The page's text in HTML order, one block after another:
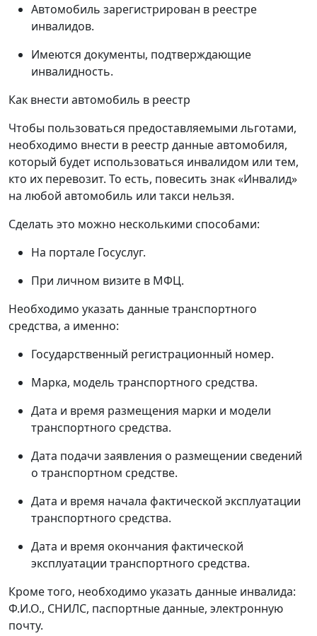
Автомобиль зарегистрирован в реестре
инвалидов.
Имеются документы, подтверждающие
инвалидность.
Как внести автомобиль в реестр
Чтобы пользоваться предоставляемыми льготами,
необходимо внести в реестр данные автомобиля,
который будет использоваться инвалидом или тем,
кто их перевозит. То есть, повесить знак «Инвалид»
на любой автомобиль или такси нельзя.
Сделать это можно несколькими способами:
На портале Госуслуг.
При личном визите в МФЦ.
Необходимо указать данные транспортного
средства, а именно:
Государственный регистрационный номер.
Марка, модель транспортного средства.
Дата и время размещения марки и модели
транспортного средства.
Дата подачи заявления о размещении сведений
о транспортном средстве.
Дата и время начала фактической эксплуатации
транспортного средства.
Дата и время окончания фактической
эксплуатации транспортного средства.
Кроме того, необходимо указать данные инвалида:
Ф.И.О., СНИЛС, паспортные данные, электронную
почту.